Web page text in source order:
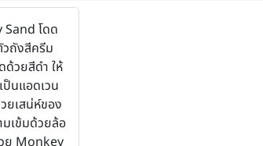
โดด
วถังสีครีม
วยสีดำ ให้
นแอดเวน
ยเสน่ห์ของ
เข้มด้วยล้อ
ย Monkey